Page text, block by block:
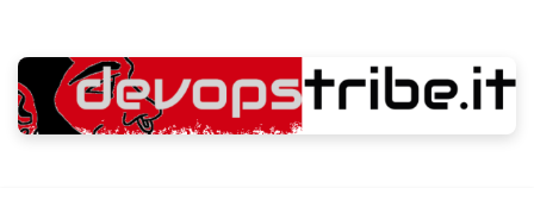
to
content